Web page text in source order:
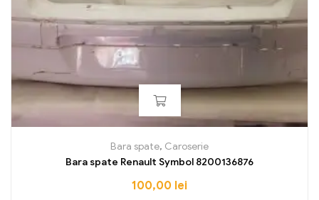
Bara spate, Caroserie
Bara spate Renault Symbol 8200136876
100,00 lei